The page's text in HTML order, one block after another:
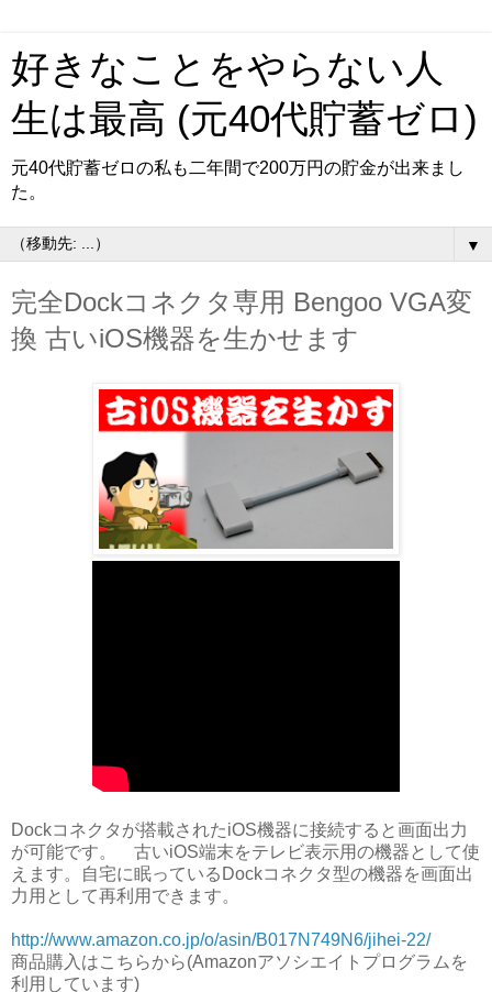
好きなことをやらない人
生は最高 (元40代貯蓄ゼロ)
元40代貯蓄ゼロの私も二年間で200万円の貯金が出来まし
た。
▼
完全Dockコネクタ専用 Bengoo VGA変
換 古いiOS機器を生かせます
Dockコネクタが搭載されたiOS機器に接続すると画面出力
が可能です。 古いiOS端末をテレビ表示用の機器として使
えます。自宅に眠っているDockコネクタ型の機器を画面出
力用として再利用できます。
http://www.amazon.co.jp/o/asin/B017N749N6/jihei-22/
商品購入はこちらから(Amazonアソシエイトプログラムを
利用しています)